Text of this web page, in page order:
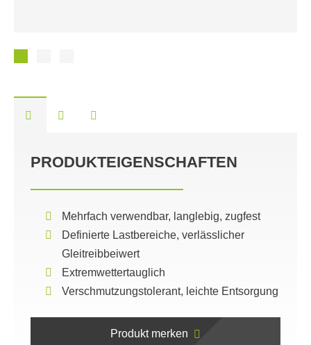
PRODUKTEIGENSCHAFTEN
Mehrfach verwendbar, langlebig, zugfest
Definierte Lastbereiche, verlässlicher
Gleitreibbeiwert
Extremwettertauglich
Verschmutzungstolerant, leichte Entsorgung
Produkt merken